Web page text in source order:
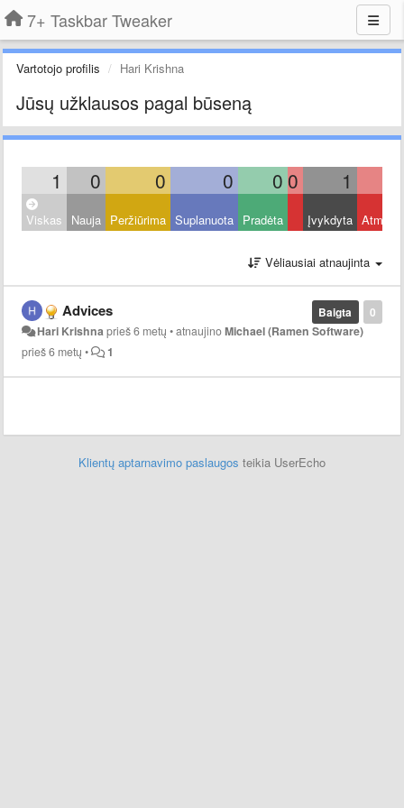
7+ Taskbar Tweaker
Vartotojo profilis Hari Krishna
Jūsų užklausos pagal būseną
1 0 0 0 0 0 1
Viskas Nauja Peržiūrima Suplanuota Pradėta Įvykdyta
Vėliausiai atnaujinta
0
Baigta
Advices
Hari Krishnaprieš 6 metų•atnaujinoMichael (Ramen Software)
prieš 6 metų • 1
Klientų aptarnavimo paslaugos teikia UserEcho